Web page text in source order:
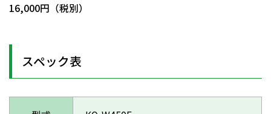
16,000円（税別）
スペック表